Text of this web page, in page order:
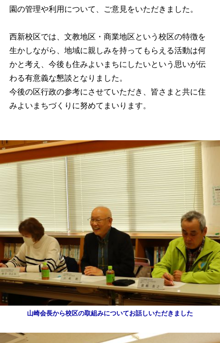
園の管理や利用について、ご意見をいただきました。
西新校区では、文教地区・商業地区という校区の特徴を
生かしながら、地域に親しみを持ってもらえる活動は何
かと考え、今後も住みよいまちにしたいという思いが伝
わる有意義な懇談となりました。
今後の区行政の参考にさせていただき、皆さまと共に住
みよいまちづくりに努めてまいります。
山崎会長から校区の取組みについてお話しいただきました